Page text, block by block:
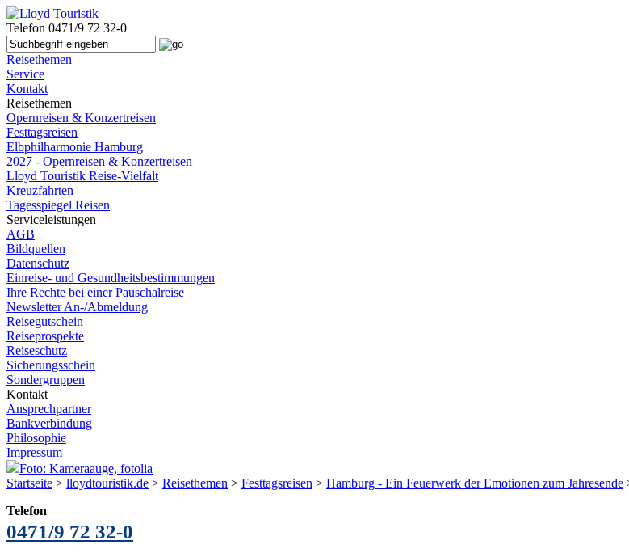
Telefon 0471/9 72 32-0
Reisethemen
Service
Kontakt
Reisethemen
Opernreisen & Konzertreisen
Festtagsreisen
Elbphilharmonie Hamburg
2027 - Opernreisen & Konzertreisen
Lloyd Touristik Reise-Vielfalt
Kreuzfahrten
Tagesspiegel Reisen
Serviceleistungen
AGB
Bildquellen
Datenschutz
Einreise- und Gesundheitsbestimmungen
Ihre Rechte bei einer Pauschalreise
Newsletter An-/Abmeldung
Reisegutschein
Reiseprospekte
Reiseschutz
Sicherungsschein
Sondergruppen
Kontakt
Ansprechpartner
Bankverbindung
Philosophie
Impressum
Foto: Kameraauge, fotolia
Startseite > lloydtouristik.de > Reisethemen > Festtagsreisen > Hamburg - Ein Feuerwerk der Emotionen zum Jahresende
Telefon
0471/9 72 32-0